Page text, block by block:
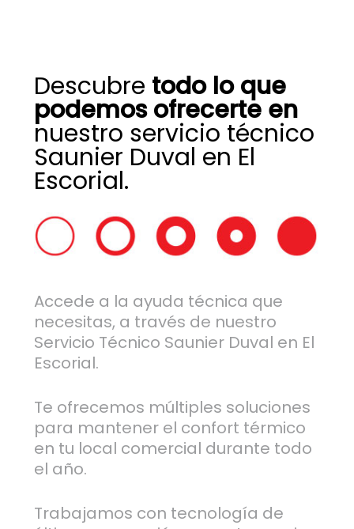
Descubre todo lo que
podemos ofrecerte en
nuestro servicio técnico
Saunier Duval en El
Escorial.
Accede a la ayuda técnica que
necesitas, a través de nuestro
Servicio Técnico Saunier Duval en El
Escorial.
Te ofrecemos múltiples soluciones
para mantener el confort térmico
en tu local comercial durante todo
el año.
Trabajamos con tecnología de